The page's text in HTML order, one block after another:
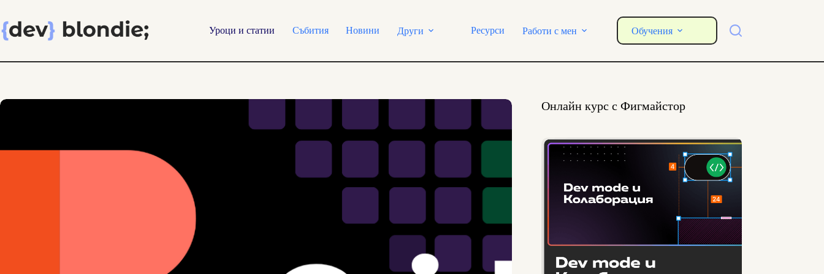
content
Уроци и статии Събития Новини Други Ресурси Работи с мен Обучения
Онлайн курс с Фигмайстор